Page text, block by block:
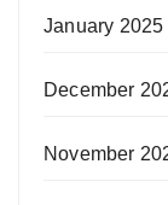
January 2025
December
November